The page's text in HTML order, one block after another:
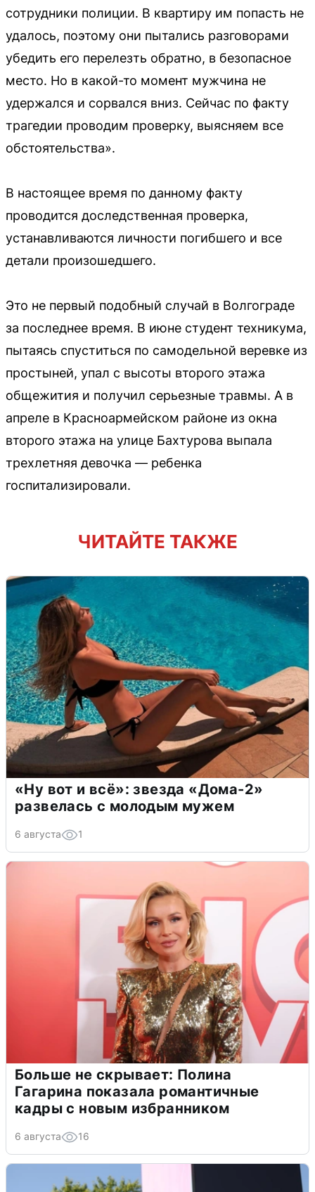
сотрудники полиции. В квартиру им попасть не
удалось, поэтому они пытались разговорами
убедить его перелезть обратно, в безопасное
место. Но в какой-то момент мужчина не
удержался и сорвался вниз. Сейчас по факту
трагедии проводим проверку, выясняем все
обстоятельства».
В настоящее время по данному факту
проводится доследственная проверка,
устанавливаются личности погибшего и все
детали произошедшего.
Это не первый подобный случай в Волгограде
за последнее время. В июне студент техникума,
пытаясь спуститься по самодельной веревке из
простыней, упал с высоты второго этажа
общежития и получил серьезные травмы. А в
апреле в Красноармейском районе из окна
второго этажа на улице Бахтурова выпала
трехлетняя девочка — ребенка
госпитализировали.
ЧИТАЙТЕ ТАКЖЕ
«Ну вот и всё»: звезда «Дома-2»
развелась с молодым мужем
6 августа 1
Больше не скрывает: Полина
Гагарина показала романтичные
кадры с новым избранником
6 августа 16